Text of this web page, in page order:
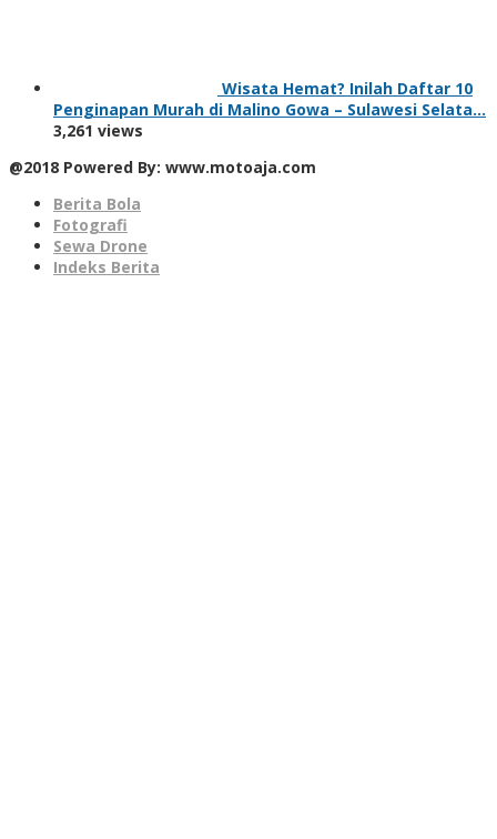
Wisata Hemat? Inilah Daftar 10
Penginapan Murah di Malino Gowa – Sulawesi Selata…
3,261 views
@2018 Powered By: www.motoaja.com
Berita Bola
Fotografi
Sewa Drone
Indeks Berita